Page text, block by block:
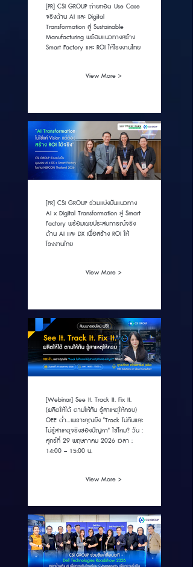
[PR] CSI GROUP ถ่ายทอด Use Case
จริงด้าน AI และ Digital
Transformation สู่ Sustainable
Manufacturing พร้อมแนวทางสร้าง
Smart Factory และ ROI ให้โรงงานไทย
View More >
[PR] CSI GROUP ร่วมแบ่งปันแนวทาง
AI x Digital Transformation สู่ Smart
Factory พร้อมเผยประสบการณ์จริง
ด้าน AI และ DX เพื่อสร้าง ROI ให้
โรงงานไทย
View More >
[Webinar] See It. Track It. Fix It.
(ผลิตให้ได้ ตามให้ทัน รู้สาเหตุให้ครบ)
OEE ต่ำ…เพราะคุณยัง "Track ไม่ทันและ
ไม่รู้สาเหตุจริงของปัญหา" ใช่ไหม? วัน :
ศุกร์ที่ 29 พฤษภาคม 2026 เวลา :
14:00 – 15:00 น.
View More >